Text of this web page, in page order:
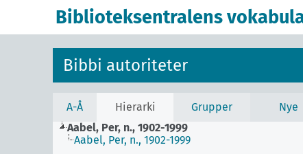
Biblioteksentralens
Bibbi autoriteter
A-Å Hierarki Grupper
Nye
Aabel, Per, n., 1902-1999
Aabel, Per, n., 1902-1999